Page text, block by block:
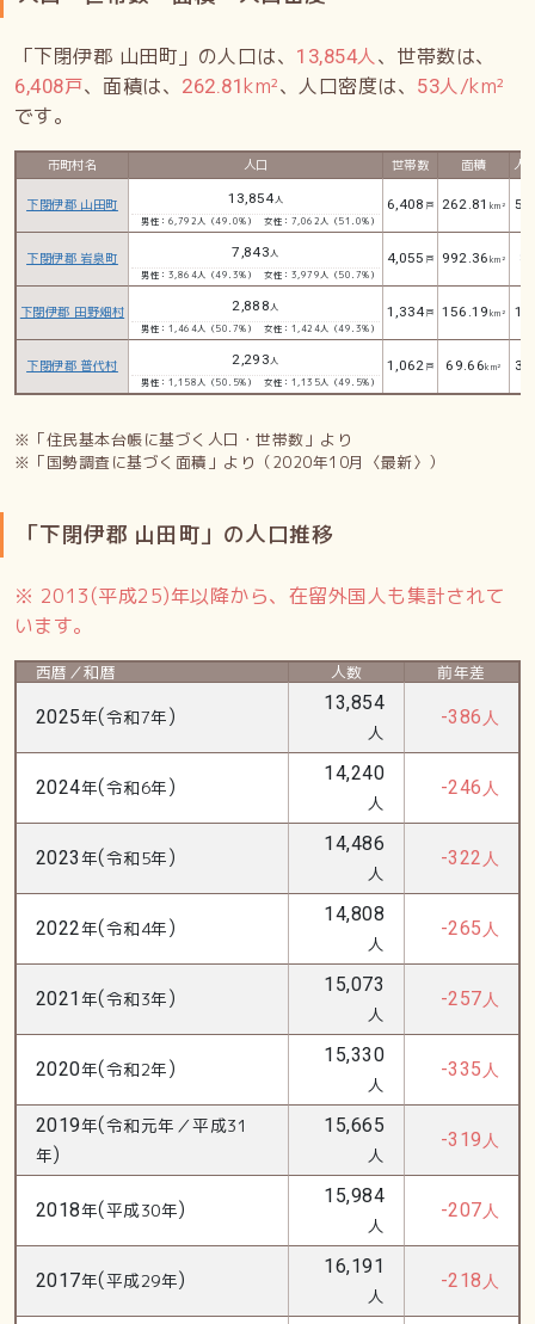
「下閉伊郡 山田町」の人口は、 13,854人、世帯数は、
6,408戸、面積は、 262.81km²、人口密度は、 53人/km²
です。
市町村名 人口 世帯数 面積 人
下閉伊郡 山田町 13,854 人
男性：6,792人（49.0%）
女性：7,062人（51.0%）
6,408 戸 262.81 km² 53
下閉伊郡 岩泉町 7,843 人
男性：3,864人（49.3%）
女性：3,979人（50.7%）
4,055 戸 992.36 km²
下閉伊郡 田野畑村 2,888 人
男性：1,464人（50.7%）
女性：1,424人（49.3%）
1,334 戸 156.19 km² 18
下閉伊郡 普代村 2,293 人
男性：1,158人（50.5%）
女性：1,135人（49.5%）
1,062 戸 69.66km² 33
※「住民基本台帳に基づく人口・世帯数」より
※「国勢調査に基づく面積」より（2020年10月〈最新〉）
「下閉伊郡 山田町」の人口推移
※ 2013(平成25)年以降から、在留外国人も集計されて
います。
西暦／和暦 人数 前年差
2025年(令和7年)
13,854
人
-386 人
2024年(令和6年)
14,240
人
-246 人
2023年(令和5年)
14,486
人
-322 人
2022年(令和4年)
14,808
人
-265 人
2021 年(令和3年)
15,073
人
-257人
2020年(令和2年)
15,330
人
-335 人
2019年(令和元年／平成31
年)
15,665
人
-319 人
2018年(平成30年)
15,984
人
-207人
2017年(平成29年)
16,191
人
-218 人